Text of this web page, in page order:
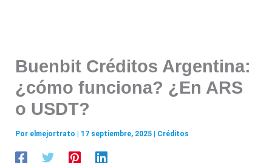
Buenbit Créditos Argentina:
¿cómo funciona? ¿En ARS
o USDT?
Por elmejortrato 17 septiembre, 2025 Créditos